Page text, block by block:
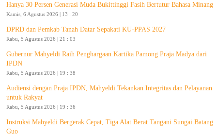
Hanya 30 Persen Generasi Muda Bukittinggi Fasih Bertutur Bahasa Minang
Kamis, 6 Agustus 2026 | 13 : 20
DPRD dan Pemkab Tanah Datar Sepakati KU-PPAS 2027
Rabu, 5 Agustus 2026 | 21 : 03
Gubernur Mahyeldi Raih Penghargaan Kartika Pamong Praja Madya dari
IPDN
Rabu, 5 Agustus 2026 | 19 : 38
Audiensi dengan Praja IPDN, Mahyeldi Tekankan Integritas dan Pelayanan
untuk Rakyat
Rabu, 5 Agustus 2026 | 19 : 36
Instruksi Mahyeldi Bergerak Cepat, Tiga Alat Berat Tangani Sungai Batang
Guo